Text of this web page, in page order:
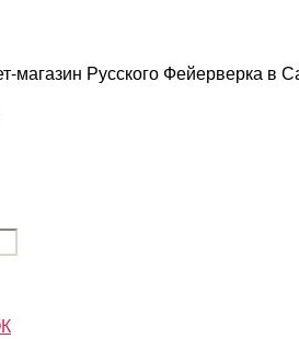
магазин Русского Фейерверка в